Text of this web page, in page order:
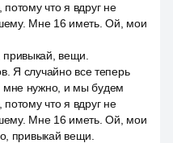
что я вдруг не
Мне 16 иметь. Ой, мои
привыкай, вещи.
Я случайно все теперь
мне нужно, и мы будем
что я вдруг не
Мне 16 иметь. Ой, мои
привыкай вещи.